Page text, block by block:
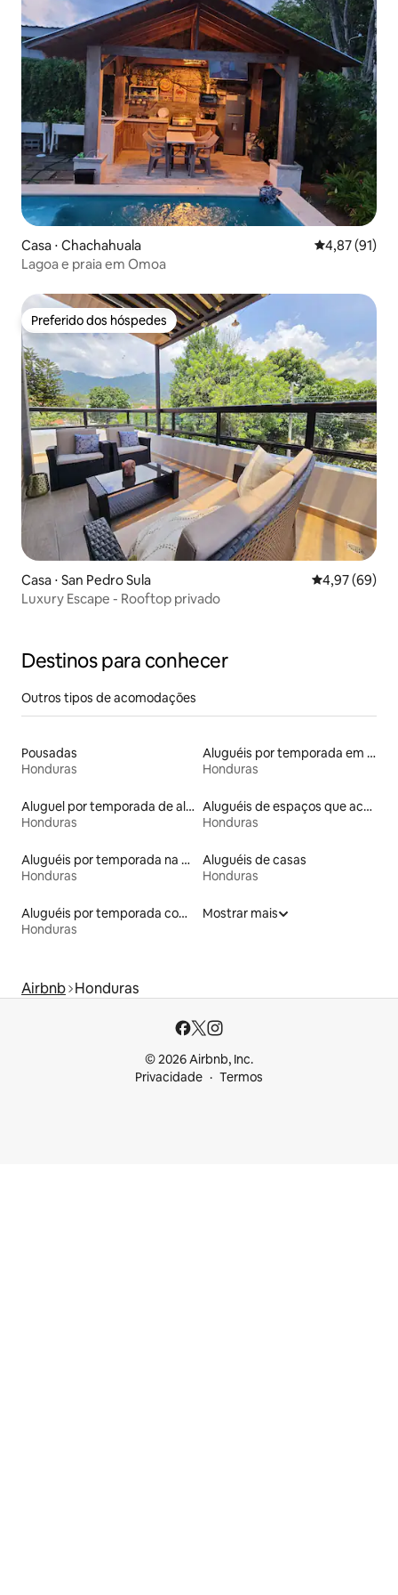
Casa ⋅ Chachahuala 4,87 de uma
4,87 (91)
Lagoa e praia em Omoa
Preferido dos hóspedes
Preferido dos hóspedes
Casa ⋅ San Pedro Sula 4,97 de uma
4,97 (69)
Luxury Escape - Rooftop privado
Destinos para conhecer
Outros tipos de acomodações
Pousadas
Honduras
Aluguéis por temporada em hotéis-fazenda
Honduras
Aluguel por temporada de alojamentos ecológicos
Honduras
Aluguéis de espaços que aceitam animais de estimação
Honduras
Aluguéis por temporada na orla
Honduras
Aluguéis de casas
Honduras
Aluguéis por temporada com caiaque
Honduras
Mostrar mais
Airbnb Honduras
© 2026 Airbnb, Inc.
Privacidade
Termos